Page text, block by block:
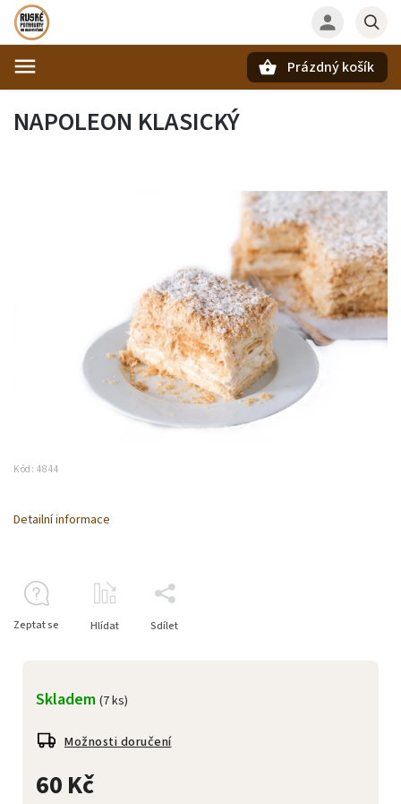
Prázdný košík
NAPOLEON KLASICKÝ
Kód: 4844
60 Kč
Skladem (7 ks)
Možnosti doručení
Detailní informace
Zeptat se Hlídat Sdílet